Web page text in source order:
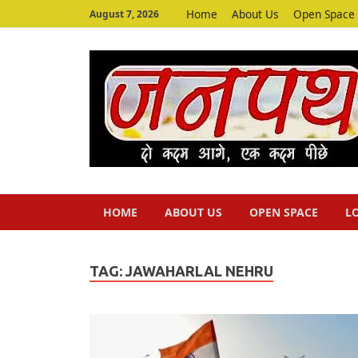
August 7, 2026 Home About Us Open Space
HOME ABOUT US OPEN SPACE
TAG: JAWAHARLAL NEHRU